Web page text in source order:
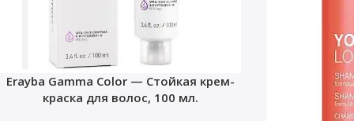
Erayba Gamma Color — Стойкая крем-
краска для волос, 100 мл.